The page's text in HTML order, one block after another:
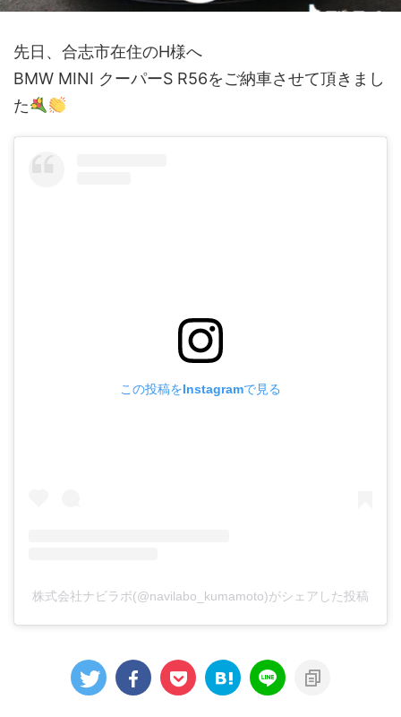
先日、合志市在住のH様へ
BMW MINI クーパーS R56をご納車させて頂きまし
た
この投稿をInstagramで見る
株式会社ナビラボ(@navilabo_kumamoto)がシェアした投稿